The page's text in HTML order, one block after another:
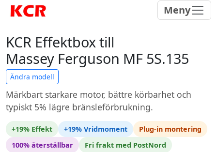
Meny
KCR Effektbox till
Massey Ferguson MF 5S.135
Ändra modell
Märkbart starkare motor, bättre körbarhet och
typiskt 5% lägre bränsleförbrukning.
+19% Effekt +19% Vridmoment
Plug-in montering
100% återställbar
Fri frakt med PostNord